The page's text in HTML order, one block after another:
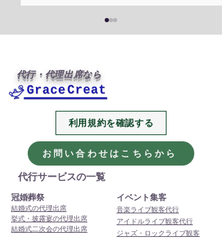
2026年、今年も代行・代
理出席サービスをよろし
くお願いします
代行・代理出席なら
利用規約を確認する
お問い合わせはこちらから
代行サービスの一覧
冠婚葬祭
結婚式の代理出席
挙式・披露宴の代理出席
結婚式二次会の代理出席
イベント集客
音楽ライブ観客代行
アイドルライブ観客代行
ジャズ・ロックライブ観客